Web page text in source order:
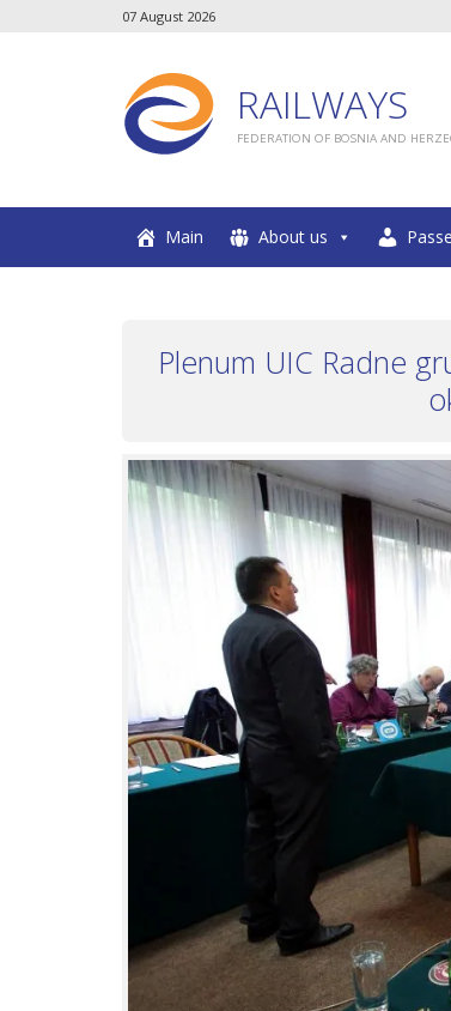
07 August 2026
RAILWAYS
FEDERATION OF BOSNIA AND
Main About us
Plenum UIC Radne